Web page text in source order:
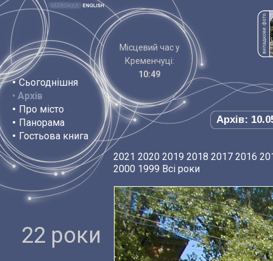
• Сьогоднішня
• Архів
• Про місто
• Панорама
• Гостьова книга
Місцевий час у
Кременчуці:
10:49
Архів:
22 роки
2021 2020 2019 2018 2017 2016
2000 1999 Всі роки